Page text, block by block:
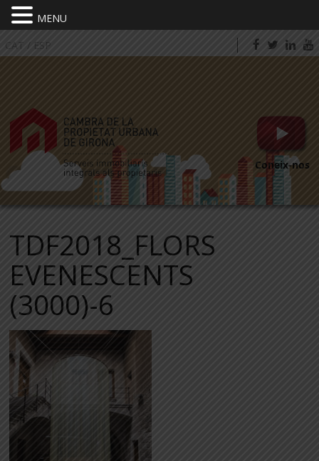
CAT / ESP
Coneix-nos
TDF2018_FLORS
EVENESCENTS
(3000)-6
MENU